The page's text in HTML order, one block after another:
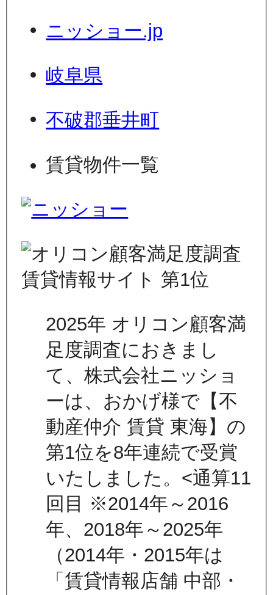
ニッショー.jp
岐阜県
不破郡垂井町
賃貸物件一覧
2025年 オリコン顧客満
足度調査におきまし
て、株式会社ニッショ
ーは、おかげ様で【不
動産仲介 賃貸 東海】の
第1位を8年連続で受賞
いたしました。<通算11
回目 ※2014年～2016
年、2018年～2025年
（2014年・2015年は
「賃貸情報店舗 中部・